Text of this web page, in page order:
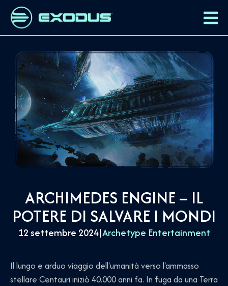
ARCHIMEDES ENGINE – IL
POTERE DI SALVARE I MONDI
12 settembre 2024|Archetype Entertainment
Il lungo e arduo viaggio dell'umanità verso l'ammasso
stellare Centauri iniziò 40.000 anni fa. In fuga da una Terra